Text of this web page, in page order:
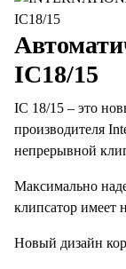
IC18/15
IC 18/15 – это
производителя
непрерывной
Максимально
клипсатор имеет
Новый дизайн